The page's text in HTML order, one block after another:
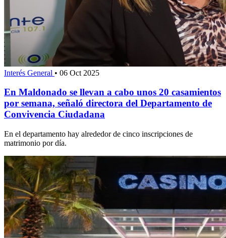
Interés General • 06 Oct 2025
En Maldonado se llevan a cabo unos 20 casamientos
por semana, señaló directora del Departamento de
Convivencia Ciudadana
En el departamento hay alrededor de cinco inscripciones de
matrimonio por día.